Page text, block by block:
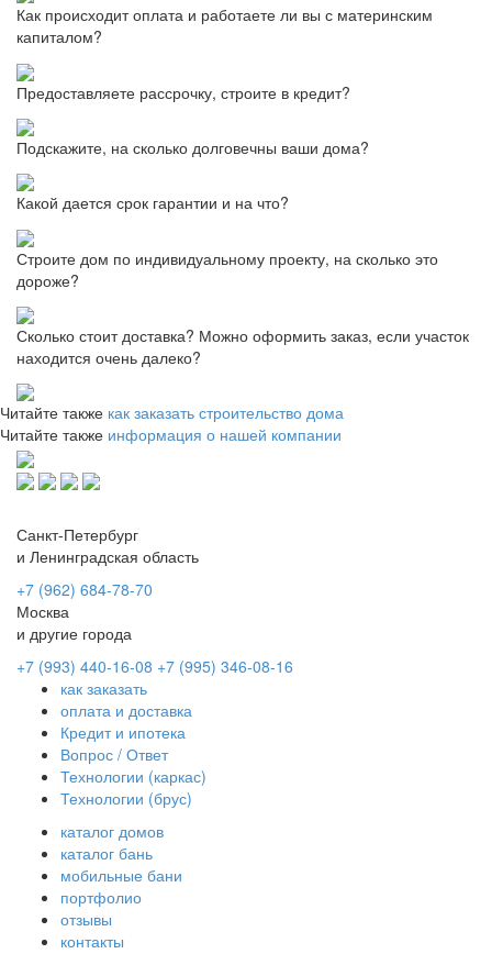
Как происходит оплата и работаете ли вы с материнским
капиталом?
Предоставляете рассрочку, строите в кредит?
Подскажите, на сколько долговечны ваши дома?
Какой дается срок гарантии и на что?
Строите дом по индивидуальному проекту, на сколько это
дороже?
Сколько стоит доставка? Можно оформить заказ, если участок
находится очень далеко?
Читайте также как заказать строительство дома
Читайте также информация о нашей компании
Санкт-Петербург
и Ленинградская область
+7 (962) 684-78-70
Москва
и другие города
+7 (993) 440-16-08 +7 (995) 346-08-16
как заказать
оплата и доставка
Кредит и ипотека
Вопрос / Ответ
Технологии (каркас)
Технологии (брус)
каталог домов
каталог бань
мобильные бани
портфолио
отзывы
контакты